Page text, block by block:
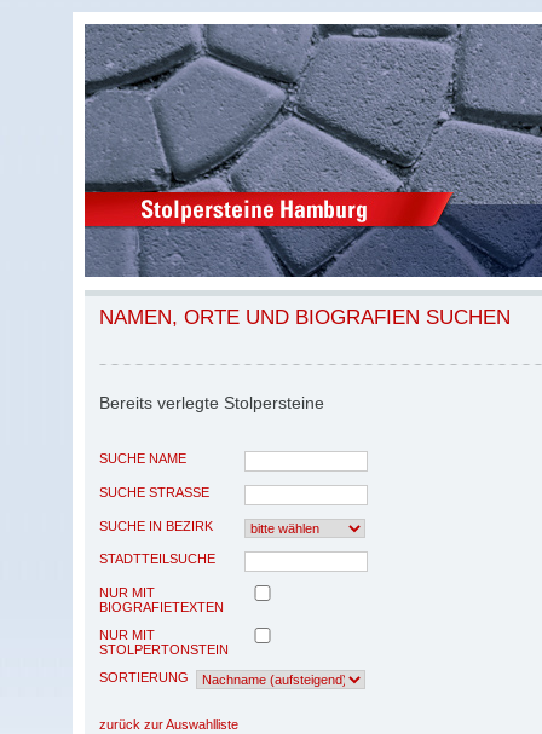
NAMEN, ORTE UND BIOGRAFIEN SUCHEN
Bereits verlegte Stolpersteine
SUCHE NAME
SUCHE STRASSE
SUCHE IN BEZIRK
STADTTEILSUCHE
NUR MIT
BIOGRAFIETEXTEN
NUR MIT
STOLPERTONSTEIN
SORTIERUNG
zurück zur Auswahlliste